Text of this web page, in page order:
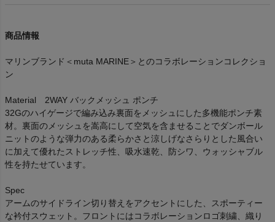
商品情報
マリンブランド＜muta MARINE＞とのコラボレーションコレクショ
ン
Material 2WAY バックメッシュ ポンチ
32Gのハイゲージで編み込み裏面をメッシュにした多機能ポンチ素
材。裏面のメッシュを嵩高にして空気を含ませることでダンボール
ニットのような弾力のある柔らかさと涼しげなさらりとした風合い
に加えて優れたストレッチ性、吸水速乾、防シワ、ウォッシャブル
性を持たせています。
Spec
アームのサイドライン切り替えをアクセントにした、スポーティー
な衿付スウェット。フロントにはコラボレーションロゴ刺繍、織り